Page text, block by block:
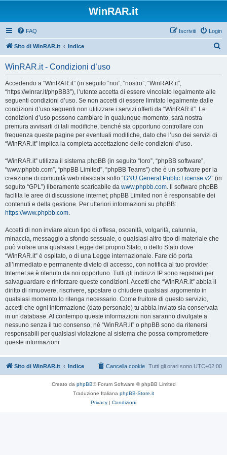
WinRAR.it
FAQ Login
Iscriviti
Sito di WinRAR.it Indice
WinRAR.it - Condizioni d’uso
Accedendo a “WinRAR.it” (in seguito “noi”, “nostro”, “WinRAR.it”,
“https://winrar.it/phpBB3”), l’utente accetta di essere vincolato legalmente alle
seguenti condizioni d’uso. Se non accetti di essere limitato legalmente dalle
condizioni d’uso seguenti non utilizzare i servizi offerti da “WinRAR.it”. Le
condizioni d’uso possono cambiare in qualunque momento, sarà nostra
premura avvisarti di tali modifiche, benché sia opportuno controllare con
frequenza queste pagine per eventuali modifiche, dato che l’uso dei servizi di
“WinRAR.it” implica la completa accettazione delle condizioni d’uso.
“WinRAR.it” utilizza il sistema phpBB (in seguito “loro”, “phpBB software”,
“www.phpbb.com”, “phpBB Limited”, “phpBB Teams”) che è un software per la
creazione di comunità web rilasciata sotto “GNU General Public License v2” (in
seguito “GPL”) liberamente scaricabile da www.phpbb.com. Il software phpBB
facilita le aree di discussione internet; phpBB Limited non è responsabile dei
contenuti e della gestione. Per ulteriori informazioni su phpBB:
https://www.phpbb.com.
Accetti di non inviare alcun tipo di offesa, oscenità, volgarità, calunnia,
minaccia, messaggio a sfondo sessuale, o qualsiasi altro tipo di materiale che
può violare una qualsiasi Legge del proprio Stato, o dello Stato dove
“WinRAR.it” è ospitato, o di una Legge internazionale. Fare ciò porta
all’immediato e permanente divieto di accesso, con notifica al tuo provider
Internet se è ritenuto da noi opportuno. Tutti gli indirizzi IP sono registrati per
salvaguardare e rinforzare queste condizioni. Accetti che “WinRAR.it” abbia il
diritto di rimuovere, riscrivere, spostare o chiudere qualsiasi argomento in
qualsiasi momento lo ritenga necessario. Come fruitore di questo servizio,
accetti che ogni informazione (dato personale) tu abbia inviato sia conservata
in un database. Al contempo queste informazioni non saranno divulgate a
nessuno senza il tuo consenso, né “WinRAR.it” o phpBB sono da ritenersi
responsabili per qualsiasi violazione al sistema che possa compromettere
queste informazioni.
Sito di WinRAR.it Indice Tutti gli orari sono UTC+02:00
Cancella cookie
Creato da phpBB® Forum Software © phpBB Limited
Traduzione Italiana phpBB-Store.it
Privacy | Condizioni